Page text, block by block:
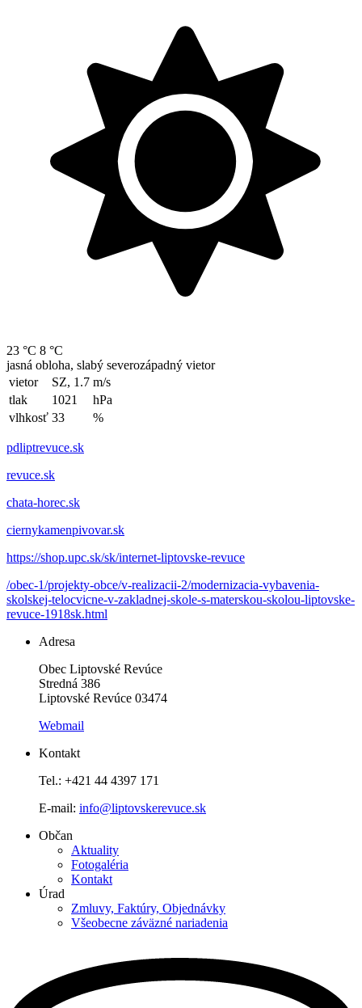
23 °C 8 °C
jasná obloha, slabý severozápadný vietor
vietor
SZ, 1.7 m/s
tlak
1021
hPa
vlhkosť 33 %
pdliptrevuce.sk
revuce.sk
chata-horec.sk
ciernykamenpivovar.sk
https://shop.upc.sk/sk/internet-liptovske-revuce
/obec-1/projekty-obce/v-realizacii-2/modernizacia-vybavenia-
skolskej-telocvicne-v-zakladnej-skole-s-materskou-skolou-liptovske-
revuce-1918sk.html
Adresa
Obec Liptovské Revúce
Stredná 386
Liptovské Revúce 03474
Webmail
Kontakt
Tel.: +421 44 4397 171
E-mail: info@liptovskerevuce.sk
Občan
Aktuality
Fotogaléria
Kontakt
Úrad
Zmluvy, Faktúry, Objednávky
Všeobecne záväzné nariadenia